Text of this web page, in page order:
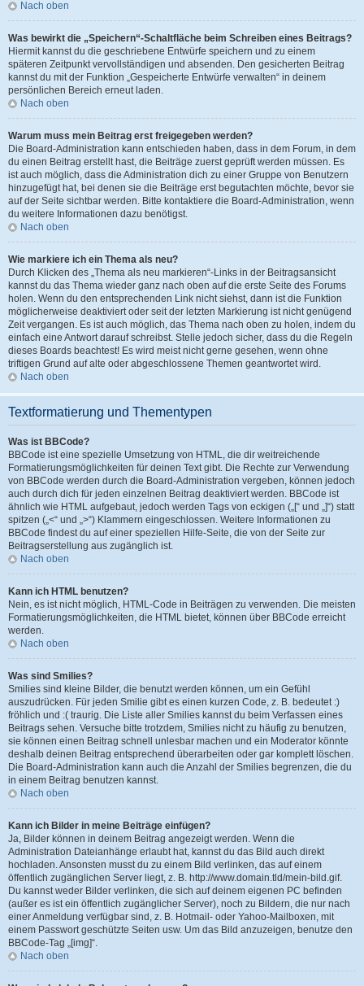
Nach oben
Was bewirkt die „Speichern“-Schaltfläche beim Schreiben eines Beitrags?
Hiermit kannst du die geschriebene Entwürfe speichern und zu einem
späteren Zeitpunkt vervollständigen und absenden. Den gesicherten Beitrag
kannst du mit der Funktion „Gespeicherte Entwürfe verwalten“ in deinem
persönlichen Bereich erneut laden.
Nach oben
Warum muss mein Beitrag erst freigegeben werden?
Die Board-Administration kann entschieden haben, dass in dem Forum, in dem
du einen Beitrag erstellt hast, die Beiträge zuerst geprüft werden müssen. Es
ist auch möglich, dass die Administration dich zu einer Gruppe von Benutzern
hinzugefügt hat, bei denen sie die Beiträge erst begutachten möchte, bevor sie
auf der Seite sichtbar werden. Bitte kontaktiere die Board-Administration, wenn
du weitere Informationen dazu benötigst.
Nach oben
Wie markiere ich ein Thema als neu?
Durch Klicken des „Thema als neu markieren“-Links in der Beitragsansicht
kannst du das Thema wieder ganz nach oben auf die erste Seite des Forums
holen. Wenn du den entsprechenden Link nicht siehst, dann ist die Funktion
möglicherweise deaktiviert oder seit der letzten Markierung ist nicht genügend
Zeit vergangen. Es ist auch möglich, das Thema nach oben zu holen, indem du
einfach eine Antwort darauf schreibst. Stelle jedoch sicher, dass du die Regeln
dieses Boards beachtest! Es wird meist nicht gerne gesehen, wenn ohne
triftigen Grund auf alte oder abgeschlossene Themen geantwortet wird.
Nach oben
Textformatierung und Thementypen
Was ist BBCode?
BBCode ist eine spezielle Umsetzung von HTML, die dir weitreichende
Formatierungsmöglichkeiten für deinen Text gibt. Die Rechte zur Verwendung
von BBCode werden durch die Board-Administration vergeben, können jedoch
auch durch dich für jeden einzelnen Beitrag deaktiviert werden. BBCode ist
ähnlich wie HTML aufgebaut, jedoch werden Tags von eckigen („[“ und „]“) statt
spitzen („<“ und „>“) Klammern eingeschlossen. Weitere Informationen zu
BBCode findest du auf einer speziellen Hilfe-Seite, die von der Seite zur
Beitragserstellung aus zugänglich ist.
Nach oben
Kann ich HTML benutzen?
Nein, es ist nicht möglich, HTML-Code in Beiträgen zu verwenden. Die meisten
Formatierungsmöglichkeiten, die HTML bietet, können über BBCode erreicht
werden.
Nach oben
Was sind Smilies?
Smilies sind kleine Bilder, die benutzt werden können, um ein Gefühl
auszudrücken. Für jeden Smilie gibt es einen kurzen Code, z. B. bedeutet :)
fröhlich und :( traurig. Die Liste aller Smilies kannst du beim Verfassen eines
Beitrags sehen. Versuche bitte trotzdem, Smilies nicht zu häufig zu benutzen,
sie können einen Beitrag schnell unlesbar machen und ein Moderator könnte
deshalb deinen Beitrag entsprechend überarbeiten oder gar komplett löschen.
Die Board-Administration kann auch die Anzahl der Smilies begrenzen, die du
in einem Beitrag benutzen kannst.
Nach oben
Kann ich Bilder in meine Beiträge einfügen?
Ja, Bilder können in deinem Beitrag angezeigt werden. Wenn die
Administration Dateianhänge erlaubt hat, kannst du das Bild auch direkt
hochladen. Ansonsten musst du zu einem Bild verlinken, das auf einem
öffentlich zugänglichen Server liegt, z. B. http://www.domain.tld/mein-bild.gif.
Du kannst weder Bilder verlinken, die sich auf deinem eigenen PC befinden
(außer es ist ein öffentlich zugänglicher Server), noch zu Bildern, die nur nach
einer Anmeldung verfügbar sind, z. B. Hotmail- oder Yahoo-Mailboxen, mit
einem Passwort geschützte Seiten usw. Um das Bild anzuzeigen, benutze den
BBCode-Tag „[img]“.
Nach oben